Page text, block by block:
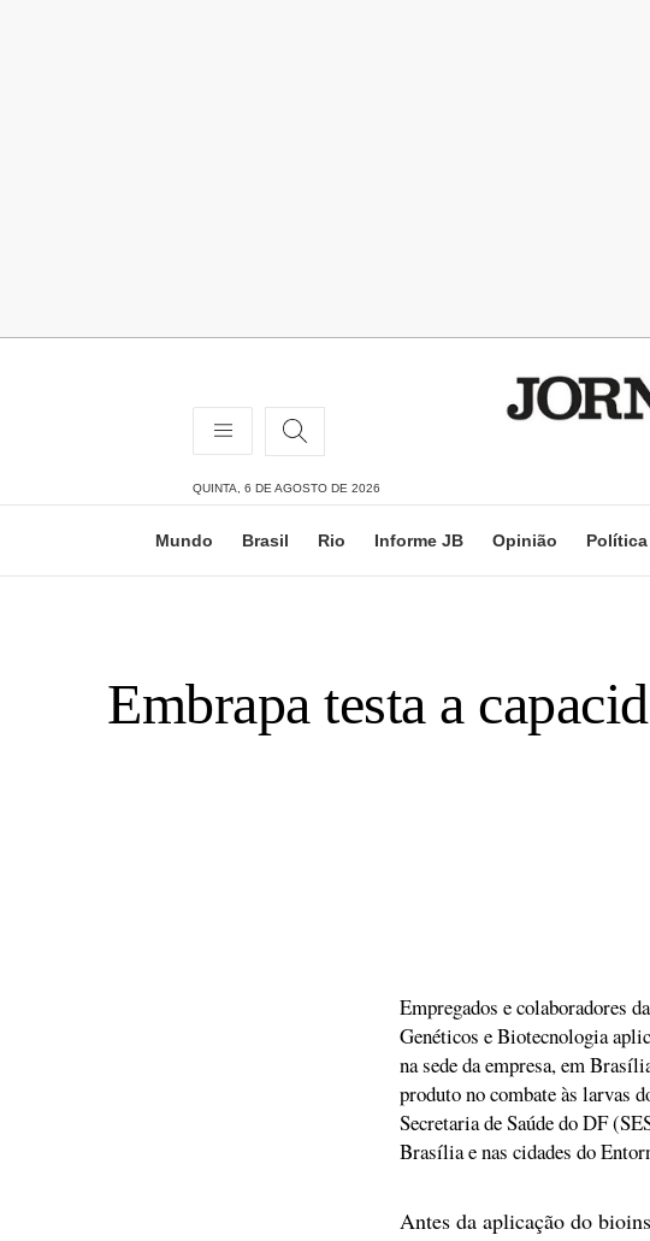
QUINTA, 6 DE AGOSTO DE 2026
Mundo Brasil Rio Informe JB Opinião Política
Embrapa testa a
Empregados e colaboradores
Genéticos e Biotecnologia
na sede da empresa, em
produto no combate às larvas
Secretaria de Saúde do DF
Brasília e nas cidades do
Antes da aplicação do